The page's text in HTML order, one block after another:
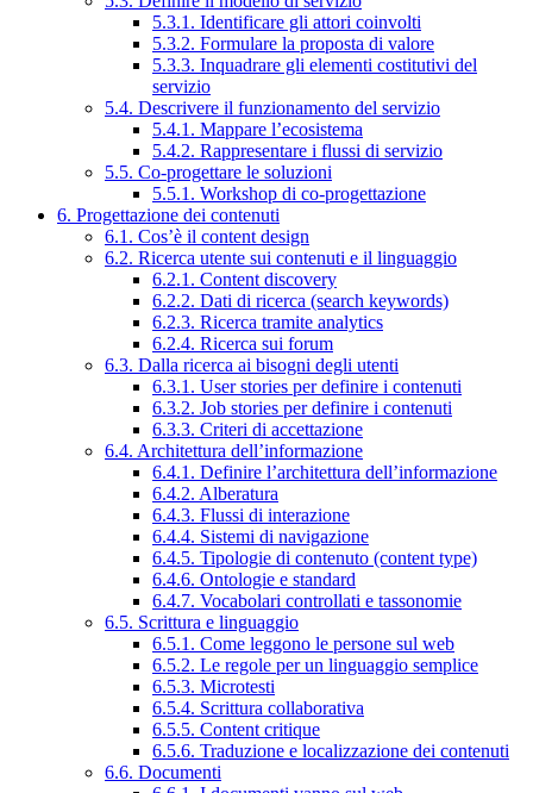
5.3.1. Identificare gli attori coinvolti
5.3.2. Formulare la proposta di valore
5.3.3. Inquadrare gli elementi costitutivi del
servizio
5.4. Descrivere il funzionamento del servizio
5.4.1. Mappare l’ecosistema
5.4.2. Rappresentare i flussi di servizio
5.5. Co-progettare le soluzioni
5.5.1. Workshop di co-progettazione
6. Progettazione dei contenuti
6.1. Cos’è il content design
6.2. Ricerca utente sui contenuti e il linguaggio
6.2.1. Content discovery
6.2.2. Dati di ricerca (search keywords)
6.2.3. Ricerca tramite analytics
6.2.4. Ricerca sui forum
6.3. Dalla ricerca ai bisogni degli utenti
6.3.1. User stories per definire i contenuti
6.3.2. Job stories per definire i contenuti
6.3.3. Criteri di accettazione
6.4. Architettura dell’informazione
6.4.1. Definire l’architettura dell’informazione
6.4.2. Alberatura
6.4.3. Flussi di interazione
6.4.4. Sistemi di navigazione
6.4.5. Tipologie di contenuto (content type)
6.4.6. Ontologie e standard
6.4.7. Vocabolari controllati e tassonomie
6.5. Scrittura e linguaggio
6.5.1. Come leggono le persone sul web
6.5.2. Le regole per un linguaggio semplice
6.5.3. Microtesti
6.5.4. Scrittura collaborativa
6.5.5. Content critique
6.5.6. Traduzione e localizzazione dei contenuti
6.6. Documenti